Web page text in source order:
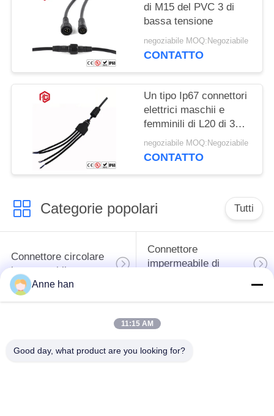
di M15 del PVC 3 di
bassa tensione
negoziabile MOQ:Negoziabile
CONTATTO
Un tipo Ip67 connettori
elettrici maschii e
femminili di L20 di 3
modi T
negoziabile MOQ:Negoziabile
CONTATTO
Categorie popolari Tutti
Connettore circolare
impermeabile
Connettore
impermeabile di
lampada E27
Anne han
11:15 AM
Good day, what product are you looking for?